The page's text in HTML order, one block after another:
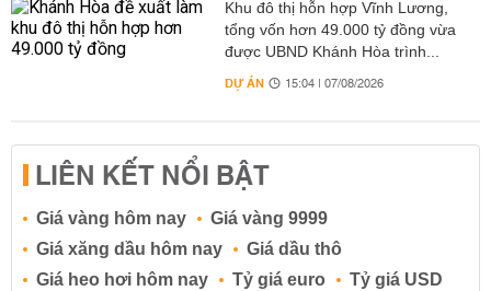
Khu đô thị hỗn hợp Vĩnh Lương,
tổng vốn hơn 49.000 tỷ đồng vừa
được UBND Khánh Hòa trình...
DỰ ÁN 15:04 | 07/08/2026
LIÊN KẾT NỔI BẬT
Giá vàng hôm nay
Giá vàng 9999
Giá xăng dầu hôm nay
Giá dầu thô
Giá heo hơi hôm nay
Tỷ giá euro
Tỷ giá USD